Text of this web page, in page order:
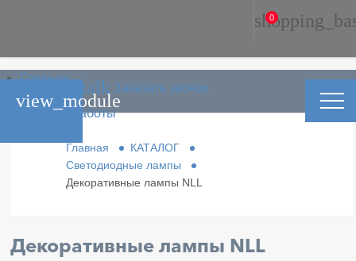
phone_in_talk Заказать звонок
Главная
Каталог
Условия работы
0
Главная
КАТАЛОГ
Светодиодные лампы
Декоративные лампы NLL
Декоративные лампы NLL
view_module